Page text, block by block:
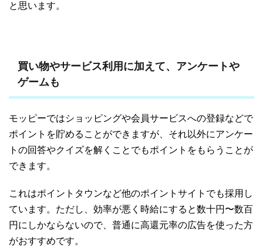
と思います。
買い物やサービス利用に加えて、アンケートや
ゲームも
モッピーではショッピングや会員サービスへの登録などで
ポイントを貯めることができますが、それ以外にアンケー
トの回答やクイズを解くことでもポイントをもらうことが
できます。
これはポイントタウンなど他のポイントサイトでも採用し
ています。ただし、効率が悪く時給にすると数十円〜数百
円にしかならないので、普通に高還元率の広告を使った方
がおすすめです。